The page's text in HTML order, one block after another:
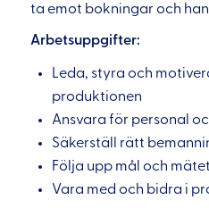
ta emot bokningar och
Arbetsuppgifter:
Leda, styra och
produktionen
Ansvara för personal
Säkerställ rätt
Följa upp mål och
Vara med och bidra i